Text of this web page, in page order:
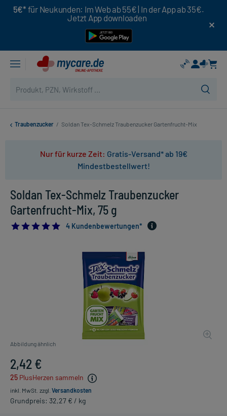
5€* für Neukunden: Im Web ab 55€ | In der App ab 35€.
Jetzt App downloaden
Traubenzucker / Soldan Tex-Schmelz Traubenzucker Gartenfrucht-Mix
Nur für kurze Zeit: Gratis-Versand* ab 19€
Mindestbestellwert!
Soldan Tex-Schmelz Traubenzucker
Gartenfrucht-Mix, 75 g
5.0
4 Kundenbewertungen*
Abbildung ähnlich
2,42 €
25 PlusHerzen sammeln
inkl. MwSt. zzgl. Versandkosten
Grundpreis: 32,27 € / kg